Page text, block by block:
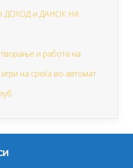
и ДАНОК НА
и работа на
на среќа во автомат